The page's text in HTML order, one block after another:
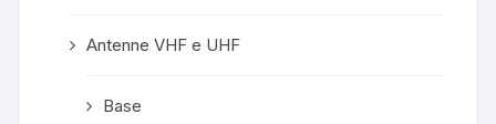
Antenne VHF e UHF
Base